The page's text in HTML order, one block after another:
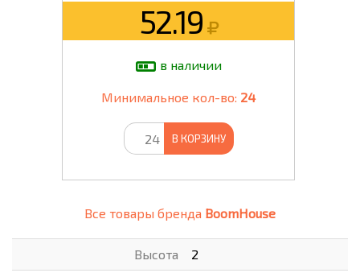
52.19
в наличии
Минимальное кол-во: 24
В КОРЗИНУ
Все товары бренда BoomHouse
Высота 2